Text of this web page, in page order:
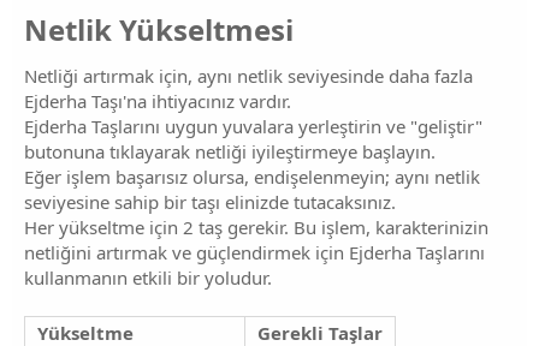
Netlik Yükseltmesi​
Netliği artırmak için, aynı netlik seviyesinde daha fazla
Ejderha Taşı'na ihtiyacınız vardır.
Ejderha Taşlarını uygun yuvalara yerleştirin ve "geliştir"
butonuna tıklayarak netliği iyileştirmeye başlayın.
Eğer işlem başarısız olursa, endişelenmeyin; aynı netlik
seviyesine sahip bir taşı elinizde tutacaksınız.
Her yükseltme için 2 taş gerekir. Bu işlem, karakterinizin
netliğini artırmak ve güçlendirmek için Ejderha Taşlarını
kullanmanın etkili bir yoludur.
Yükseltme
Gerekli Taşlar